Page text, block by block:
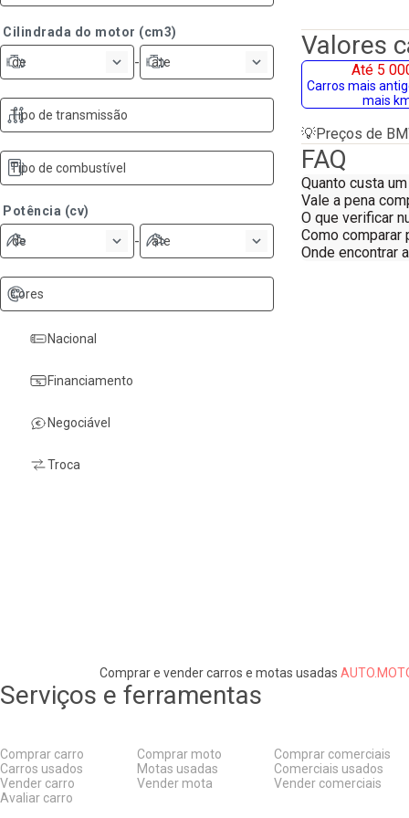
Cilindrada do motor (cm3)
de - ate
Tipo de transmissão
Tipo de combustível
Potência (cv)
de - ate
Cores
Nacional
Financiamento
Negociável
Troca
Valores
Até 5
Carros mais
mais
💡Preços de
FAQ
Quanto custa
Vale a pena
O que verificar
Como comparar
Onde encontrar
Comprar e vender carros e motas usadas
Serviços e ferramentas
Comprar carro
Carros usados
Vender carro
Avaliar carro
Comprar moto
Motas usadas
Vender mota
Comprar comerciais
Comerciais usados
Vender comerciais